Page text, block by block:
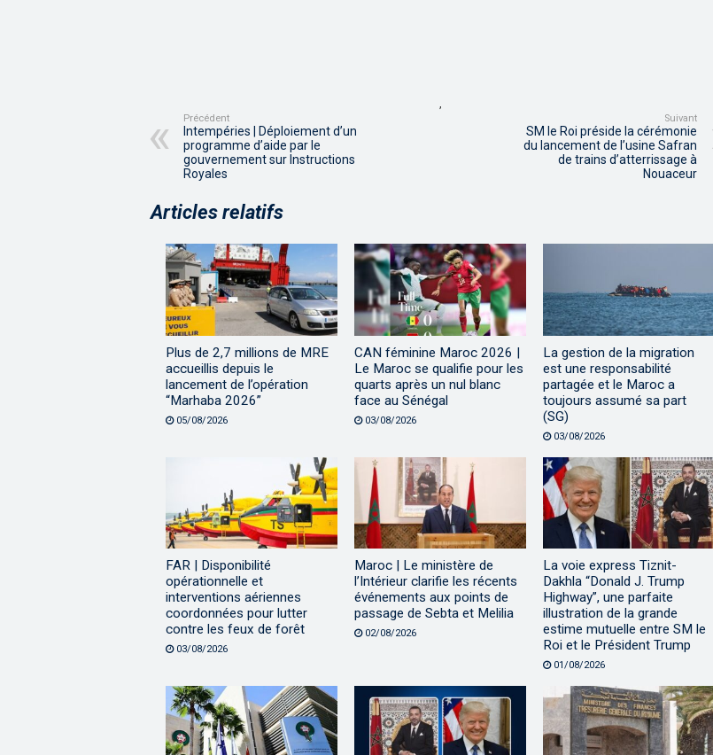
,
Précédent
Intempéries | Déploiement d’un
programme d’aide par le
gouvernement sur Instructions
Royales
Suivant
SM le Roi préside la cérémonie
du lancement de l’usine Safran
de trains d’atterrissage à
Nouaceur
Articles relatifs
Plus de 2,7 millions de MRE
accueillis depuis le
lancement de l’opération
“Marhaba 2026”
05/08/2026
CAN féminine Maroc 2026 |
Le Maroc se qualifie pour les
quarts après un nul blanc
face au Sénégal
03/08/2026
La gestion de la migration
est une responsabilité
partagée et le Maroc a
toujours assumé sa part
(SG)
03/08/2026
FAR | Disponibilité
opérationnelle et
interventions aériennes
coordonnées pour lutter
contre les feux de forêt
03/08/2026
Maroc | Le ministère de
l’Intérieur clarifie les récents
événements aux points de
passage de Sebta et Melilia
02/08/2026
La voie express Tiznit-
Dakhla “Donald J. Trump
Highway”, une parfaite
illustration de la grande
estime mutuelle entre SM le
Roi et le Président Trump
01/08/2026